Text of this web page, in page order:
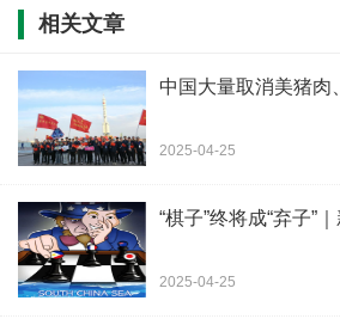
相关文章
中国大量取消美猪肉
2025-04-25
“棋子”终将成“弃子”
2025-04-25